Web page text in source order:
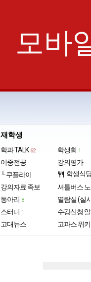
모바
재학생
학과 TALK 62
이중전공
└ 쿠플라이
강의자료·족보
동아리 8
스터디 1
고대뉴스
학생회 1
강의평가
restaurant 학생식
셔틀버스
열람실 (실
수강신청
고파스 위키